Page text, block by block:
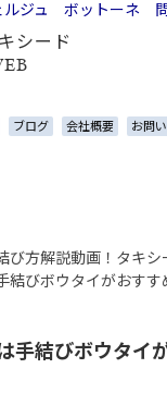
シード
ブログ 会社概要 お問
び方解説動画！タキシ
結びボウタイがおすす
手結びボウタイ